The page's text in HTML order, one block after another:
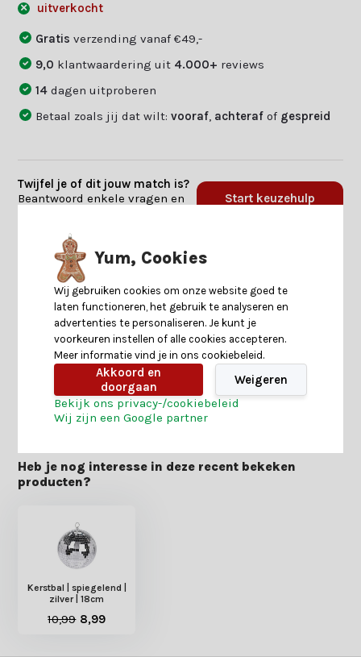
uitverkocht
Gratisverzending vanaf €49,-
9,0 klantwaardering uit 4.000+ reviews
14dagen uitproberen
Betaal zoals jij dat wilt:vooraf achteraf of gespreid
Twijfel je of dit jouw match is?
Beantwoord enkele vragen en
Start keuzehulp
Productomschrijving
Specificaties
Reviews
Heb je nog interesse in deze recent bekeken
producten?
Kerstbal | spiegelend |
zilver | 18cm
10,99 8,99
Yum, Cookies
Wij gebruiken cookies om onze website goed te
laten functioneren, het gebruik te analyseren en
advertenties te personaliseren. Je kunt je
voorkeuren instellen of alle cookies accepteren.
Meer informatie vind je in ons cookiebeleid.
Akkoord en
doorgaan
Weigeren
Bekijk ons privacy-/cookiebeleid
Wij zijn een Google partner